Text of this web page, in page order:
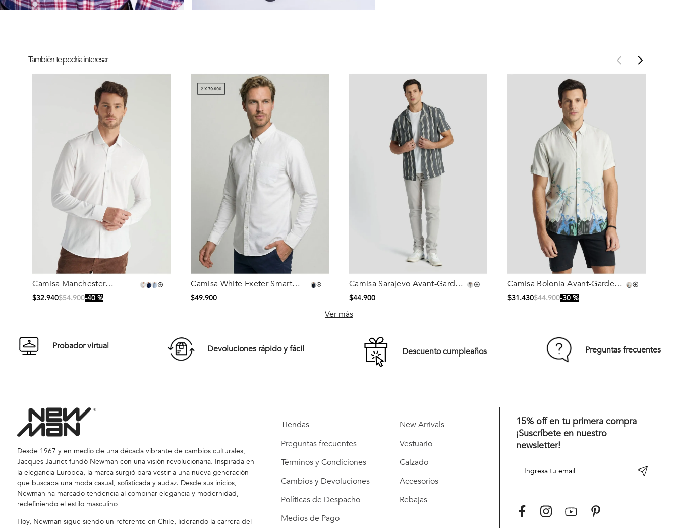
También te podría interesar
Camisa Manchester
Business White
$32.940$54.900 40 %
Talla
L
Camisa White Exeter Smart
Down Neck
$49.900
Talla
Camisa Sarajevo Avant-Garde
Grey
$44.900
Talla
Camisa Bolonia Avant-Garde
Marble
$31.430$44.900 30 %
Talla
L
Comprar
Ver más
Probador virtual Devoluciones rápido y fácil Descuento cumpleaños Preguntas frecuentes
Desde 1967 y en medio de una década vibrante de cambios culturales,
Jacques Jaunet fundó Newman con una visión revolucionaria. Inspirada en
la elegancia Europea, la marca surgió para vestir a una nueva generación
que buscaba una moda casual, sofisticada y audaz. Desde sus inicios,
Newman ha marcado tendencia al combinar elegancia y modernidad,
redefiniendo el estilo masculino
Hoy, Newman sigue siendo un referente en Chile, liderando la carrera del
Tiendas
Preguntas frecuentes
Términos y Condiciones
Cambios y Devoluciones
Políticas de Despacho
Medios de Pago
New Arrivals
Vestuario
Calzado
Accesorios
Rebajas
15% off en tu primera compra
¡Suscríbete en nuestro
newsletter!